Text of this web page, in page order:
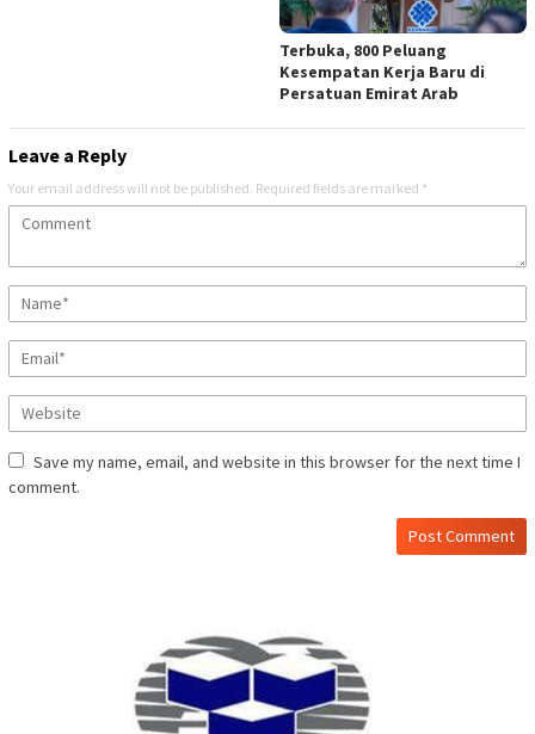
Terbuka, 800 Peluang
Kesempatan Kerja Baru di
Persatuan Emirat Arab
Leave a Reply
Your email address will not be published. Required fields are marked *
Save my name, email, and website in this browser for the next time I
comment.